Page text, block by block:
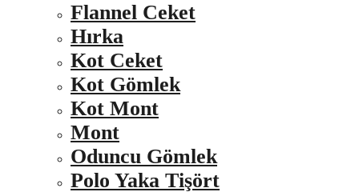
Flannel Ceket
Hırka
Kot Ceket
Kot Gömlek
Kot Mont
Mont
Oduncu Gömlek
Polo Yaka Tişört